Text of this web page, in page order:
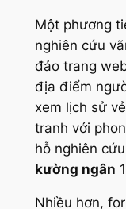
Một phương
nghiên cứu
đảo trang
địa điểm
xem lịch sử
tranh với
hỗ nghiên
kường ngân
Nhiều hơn,